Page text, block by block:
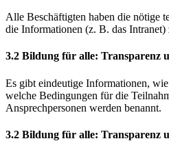
Alle Beschäftigten haben die nötige
die Informationen (z. B. das Intranet)
3.2 Bildung für alle: Transparenz
Es gibt eindeutige Informationen,
welche Bedingungen für die
Ansprechpersonen werden benannt.
3.2 Bildung für alle: Transparenz